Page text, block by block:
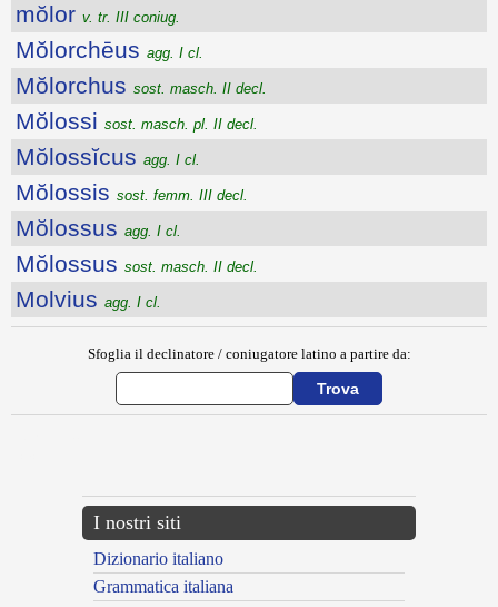
mŏlor v. tr. III coniug.
Mŏlorchēus agg. I cl.
Mŏlorchus sost. masch. II decl.
Mŏlossi sost. masch. pl. II decl.
Mŏlossĭcus agg. I cl.
Mŏlossis sost. femm. III decl.
Mŏlossus agg. I cl.
Mŏlossus sost. masch. II decl.
Molvius agg. I cl.
Sfoglia il declinatore / coniugatore latino a partire da:
I nostri siti
Dizionario italiano
Grammatica italiana